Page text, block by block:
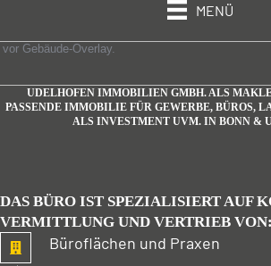
MENÜ
UDELHOFEN IMMOBILIEN GMBH. ALS
PASSENDE IMMOBILIE FÜR GEWERBE, BÜROS,
ALS INVESTMENT UVM. IN BONN &
DAS BÜRO IST SPEZIALISIERT AUF
VERMITTLUNG UND VERTRIEB VON:
Büroflächen und Praxen